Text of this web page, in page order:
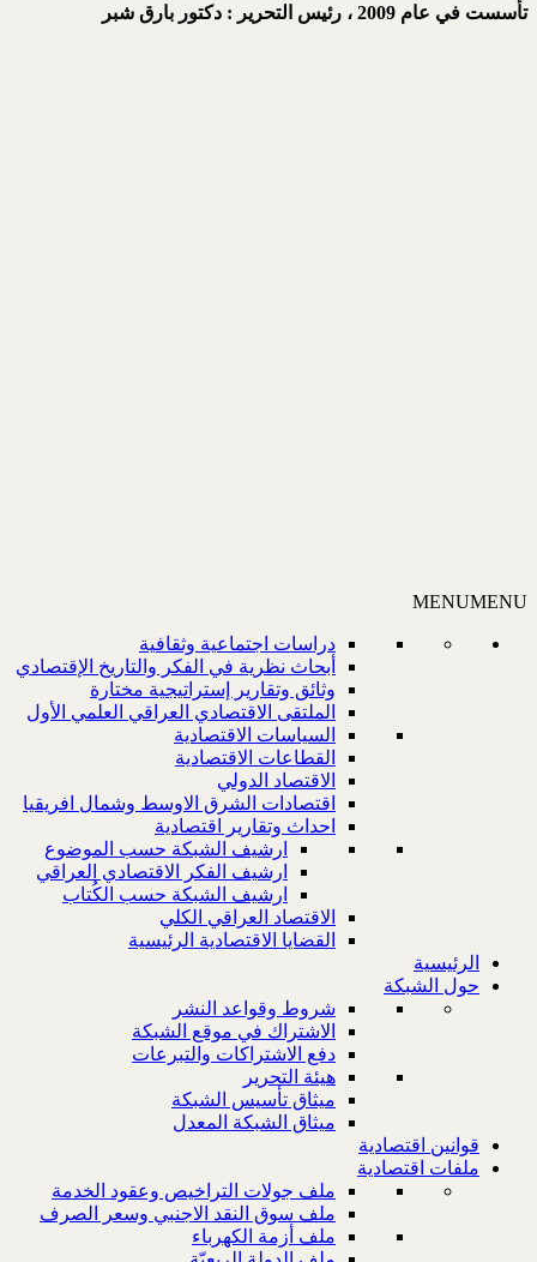
تأسست في عام 2009 ، رئيس التحرير : دكتور بارق شبر
MENUMENU
دراسات اجتماعية وثقافية
أبحاث نظرية في الفكر والتاريخ الإقتصادي
وثائق وتقارير إستراتيجية مختارة
الملتقى الاقتصادي العراقي العلمي الأول
السياسات الاقتصادية
القطاعات الاقتصادية
الاقتصاد الدولي
اقتصادات الشرق الاوسط وشمال افريقيا
احداث وتقارير اقتصادية
ارشيف الشبكة حسب الموضوع
ارشيف الفكر الاقتصادي العراقي
ارشيف الشبكة حسب الكُتاب
الاقتصاد العراقي الكلي
القضايا الاقتصادية الرئيسية
الرئيسية
حول الشبكة
شروط وقواعد النشر
الاشتراك في موقع الشبكة
دفع الاشتراكات والتبرعات
هيئة التحرير
ميثاق تأسيس الشبكة
ميثاق الشبكة المعدل
قوانين اقتصادية
ملفات اقتصادية
ملف جولات التراخيص وعقود الخدمة
ملف سوق النقد الاجنبي وسعر الصرف
ملف أزمة الكهرباء